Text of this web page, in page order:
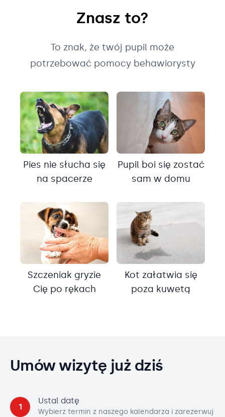
Znasz to?
To znak, że twój pupil może
potrzebować pomocy behawiorysty
Pies nie słucha się
na spacerze
Pupil boi się zostać
sam w domu
Szczeniak gryzie
Cię po rękach
Kot załatwia się
poza kuwetą
Umów wizytę już dziś
1
Ustal datę
Wybierz termin z naszego kalendarza i zarezerwuj